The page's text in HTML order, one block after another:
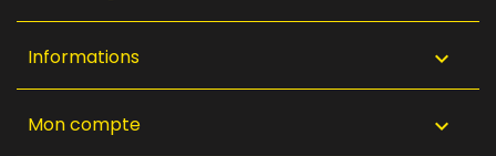
Informations 
Mon compte 